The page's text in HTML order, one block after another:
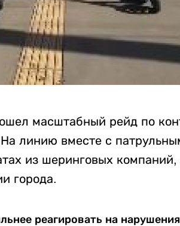
масштабный рейд по
На линию вместе с
из шеринговых компаний,
города.
реагировать на